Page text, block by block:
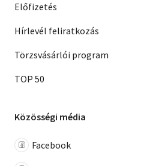
Előfizetés
Hírlevél feliratkozás
Törzsvásárlói program
TOP 50
Közösségi média
Facebook